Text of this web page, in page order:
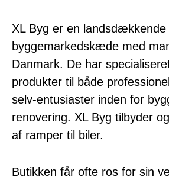
XL Byg er en landsdækkende
byggemarkedskæde med
Danmark. De har
produkter til både
selv-entusiaster inden for
renovering. XL Byg tilbyder
af ramper til biler.
Butikken får ofte ros for sin